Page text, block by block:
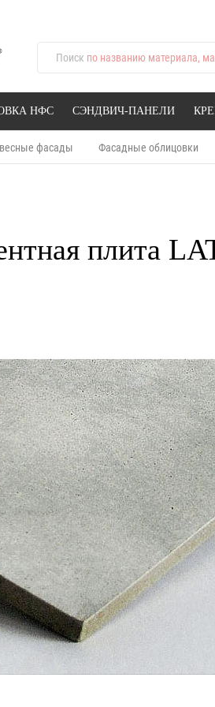
Поиск по названию материала,
НФС СЭНДВИЧ-ПАНЕЛИ
фасады Фасадные облицовки
плита